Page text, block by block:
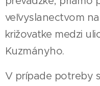
veľvyslanectvom
križovatke medzi
Kuzmányho.
V prípade potreby